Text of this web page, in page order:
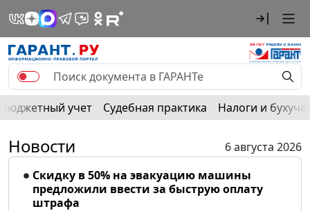
Бюджетный учет Судебная практика Налоги и
Новости
6 августа 2026
Скидку в 50% на эвакуацию машины
предложили ввести за быструю оплату
штрафа